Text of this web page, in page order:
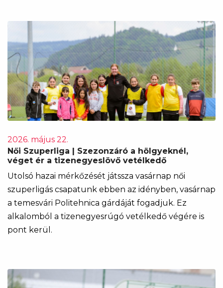
2026. május 22.
Női Szuperliga | Szezonzáró a hölgyeknél,
véget ér a tizenegyeslövő vetélkedő
Utolsó hazai mérkőzését játssza vasárnap női
szuperligás csapatunk ebben az idényben, vasárnap
a temesvári Politehnica gárdáját fogadjuk. Ez
alkalomból a tizenegyesrúgó vetélkedő végére is
pont kerül.